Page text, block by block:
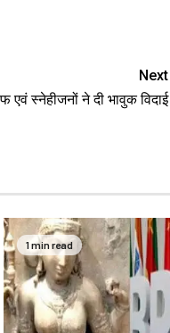
Next
एवं स्नेहीजनों ने दी भावुक विदाई
1 min read